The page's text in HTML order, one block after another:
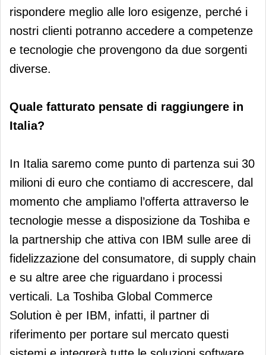
rispondere meglio alle loro esigenze, perché i
nostri clienti potranno accedere a competenze
e tecnologie che provengono da due sorgenti
diverse.
Quale fatturato pensate di raggiungere in
Italia?
In Italia saremo come punto di partenza sui 30
milioni di euro che contiamo di accrescere, dal
momento che ampliamo l’offerta attraverso le
tecnologie messe a disposizione da Toshiba e
la partnership che attiva con IBM sulle aree di
fidelizzazione del consumatore, di supply chain
e su altre aree che riguardano i processi
verticali. La Toshiba Global Commerce
Solution è per IBM, infatti, il partner di
riferimento per portare sul mercato questi